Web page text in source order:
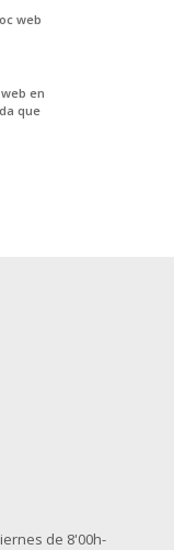
web
en
que
de 8'00h-